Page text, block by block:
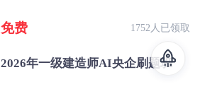
免费 1752人已领取
2026年一级建造师AI央企刷题班